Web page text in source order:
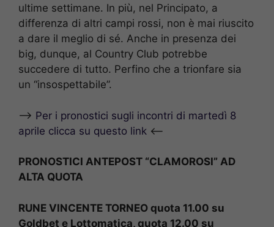
ultime settimane. In più, nel Principato, a
differenza di altri campi rossi, non è mai riuscito
a dare il meglio di sé. Anche in presenza dei
big, dunque, al Country Club potrebbe
succedere di tutto. Perfino che a trionfare sia
un “insospettabile”.
–> Per i pronostici sugli incontri di martedì 8
aprile clicca su questo link <–
PRONOSTICI ANTEPOST “CLAMOROSI” AD
ALTA QUOTA
RUNE VINCENTE TORNEO quota 11.00 su
Goldbet e Lottomatica, quota 12.00 su